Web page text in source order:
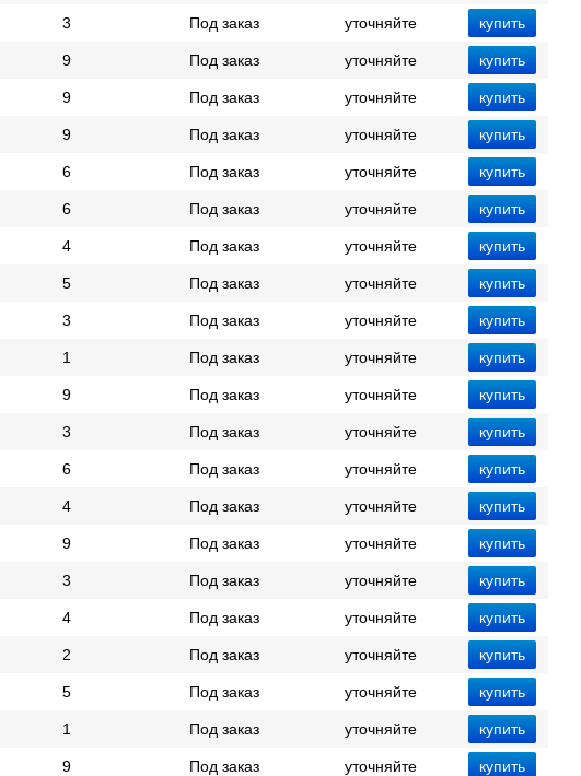
3 Под заказ уточняйте
9 Под заказ уточняйте
9 Под заказ уточняйте
9 Под заказ уточняйте
6 Под заказ уточняйте
6 Под заказ уточняйте
4 Под заказ уточняйте
5 Под заказ уточняйте
3 Под заказ уточняйте
1 Под заказ уточняйте
9 Под заказ уточняйте
3 Под заказ уточняйте
6 Под заказ уточняйте
4 Под заказ уточняйте
9 Под заказ уточняйте
3 Под заказ уточняйте
4 Под заказ уточняйте
2 Под заказ уточняйте
5 Под заказ уточняйте
1 Под заказ уточняйте
9 Под заказ уточняйте